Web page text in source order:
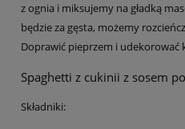
z ognia i miksujemy na gładką
będzie za gęsta, możemy
Doprawić pieprzem i udekorować
Spaghetti z cukinii z sosem
Składniki: